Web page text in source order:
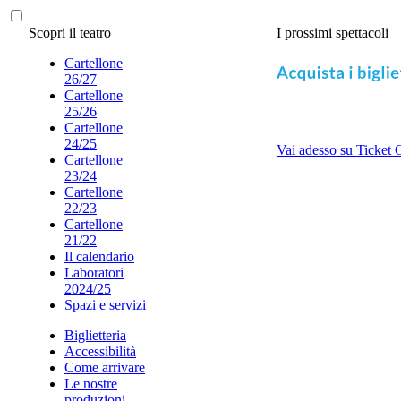
Scopri il teatro
Cartellone
26/27
Cartellone
25/26
Cartellone
24/25
Cartellone
23/24
Cartellone
22/23
Cartellone
21/22
Il calendario
Laboratori
2024/25
Spazi e servizi
Biglietteria
Accessibilità
Come arrivare
Le nostre
I prossimi spettacoli
Vai adesso su Ticket